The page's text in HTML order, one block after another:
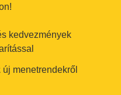
kedvezmények
új menetrendekről